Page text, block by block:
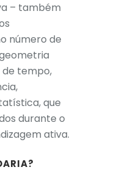
– também
número de
de tempo,
que
durante o
ativa.